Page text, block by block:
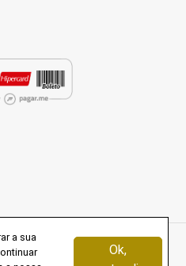
Sthalberg - Limeira - São
a sua
Ok,